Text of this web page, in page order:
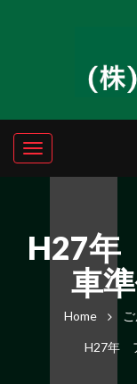
H27
車
Home
H27年